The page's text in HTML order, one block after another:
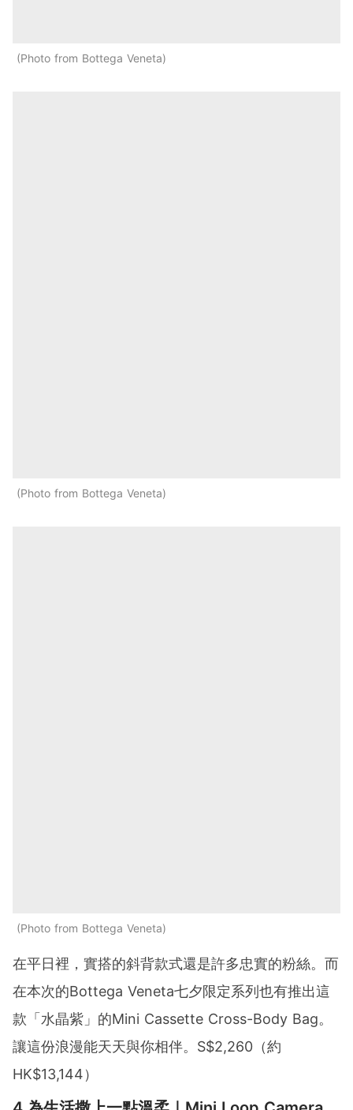
Photo from Bottega Veneta
Photo from Bottega Veneta
Photo from Bottega Veneta
在平日裡，實搭的斜背款式還是許多忠實的粉絲。而
在本次的Bottega Veneta七夕限定系列也有推出這
款「水晶紫」的Mini Cassette Cross-Body Bag。
讓這份浪漫能天天與你相伴。S$2,260（約
HK$13,144）